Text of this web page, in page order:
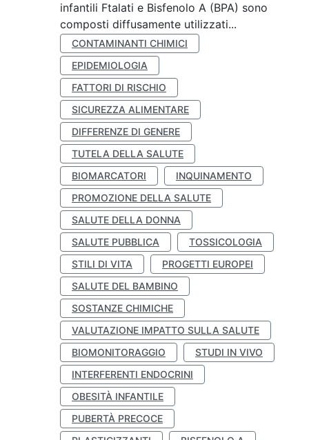
infantili Ftalati e Bisfenolo A (BPA) sono
composti diffusamente utilizzati...
CONTAMINANTI CHIMICI
EPIDEMIOLOGIA
FATTORI DI RISCHIO
SICUREZZA ALIMENTARE
DIFFERENZE DI GENERE
TUTELA DELLA SALUTE
BIOMARCATORI
INQUINAMENTO
PROMOZIONE DELLA SALUTE
SALUTE DELLA DONNA
SALUTE PUBBLICA
TOSSICOLOGIA
STILI DI VITA
PROGETTI EUROPEI
SALUTE DEL BAMBINO
SOSTANZE CHIMICHE
VALUTAZIONE IMPATTO SULLA SALUTE
BIOMONITORAGGIO
STUDI IN VIVO
INTERFERENTI ENDOCRINI
OBESITÀ INFANTILE
PUBERTÀ PRECOCE